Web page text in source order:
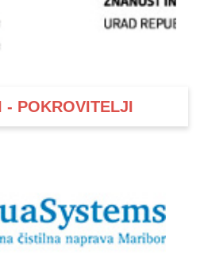
- POKROVITELJI